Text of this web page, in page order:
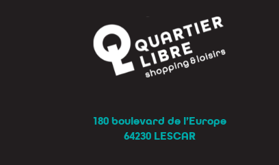
180 boulevard de l’Europe
64230 LESCAR